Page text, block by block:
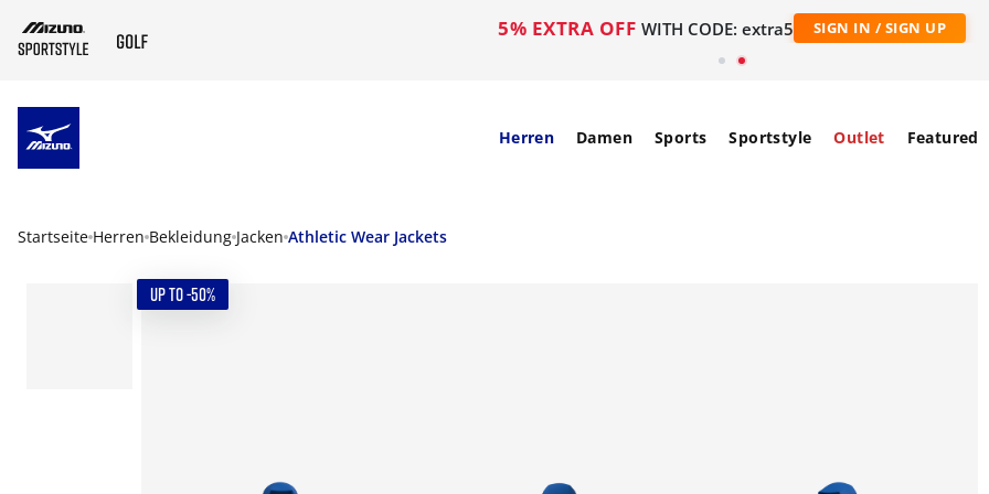
5% EXTRA OFF WITH CODE: extra5 SIGN IN / SIGN UP
Herren Damen Sports Sportstyle Outlet Featured
Startseite Herren Bekleidung Jacken Athletic Wear Jackets
UP TO -50%